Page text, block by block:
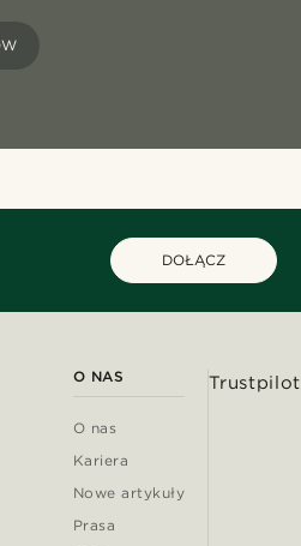
DOŁĄCZ
O NAS
O nas
Kariera
Nowe artykuły
Prasa
Trustpilot